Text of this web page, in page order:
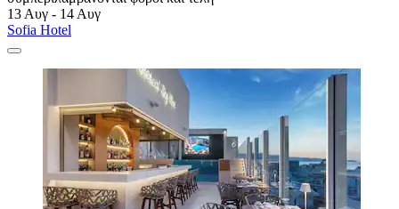
13 Αυγ - 14 Αυγ
Sofia Hotel